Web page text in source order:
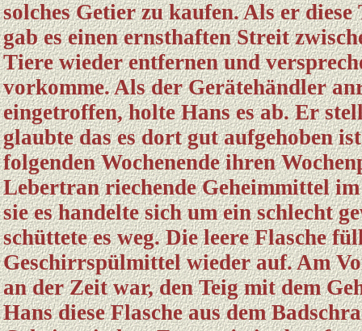
solches Getier zu kaufen. Als er
gab es einen ernsthaften Streit
Tiere wieder entfernen und
vorkomme. Als der Gerätehändler
eingetroffen, holte Hans es ab. Er
glaubte das es dort gut aufgehoben
folgenden Wochenende ihren
Lebertran riechende Geheimmittel
sie es handelte sich um ein schlecht
schüttete es weg. Die leere Flasche
Geschirrspülmittel wieder auf. Am
an der Zeit war, den Teig mit dem
Hans diese Flasche aus dem